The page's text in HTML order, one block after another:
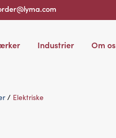
Industrier Om os
/ Elektriske